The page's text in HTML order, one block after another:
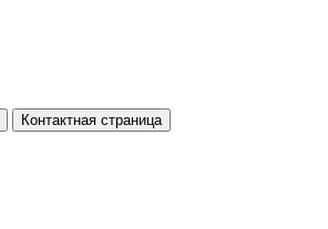
Контактная страница